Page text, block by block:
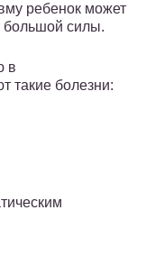
ребенок может
большой силы.
в
такие болезни: